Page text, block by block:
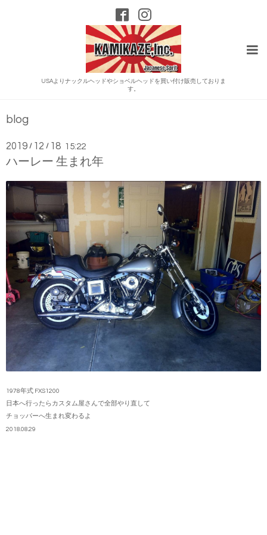
USAよりナックルヘッドやショベルヘッドを買い付け販売しておりま
す。
blog
2019 / 12 / 18 15:22
ハーレー 生まれ年
1978年式 FXS1200
日本へ行ったらカスタム屋さんで全部やり直して
チョッパーへ生まれ変わるよ
2018.08.29